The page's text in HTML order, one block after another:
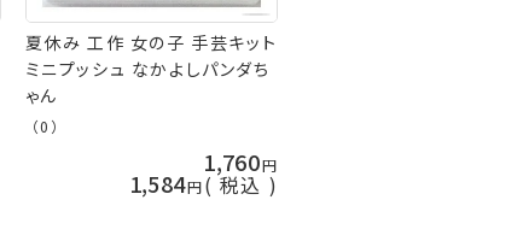
夏休み 工作 女の子 手芸キット
ミニプッシュ なかよしパンダち
ゃん
（0）
1,760
1,584 税込